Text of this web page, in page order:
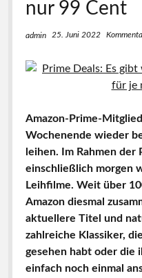
nur 99 Cent
admin 25. Juni 2022
Amazon-Prime-
Wochenende wieder
leihen. Im Rahmen der
einschließlich morgen
Leihfilme. Weit über
Amazon diesmal
aktuellere Titel und
zahlreiche Klassiker,
gesehen habt oder die
einfach noch einmal